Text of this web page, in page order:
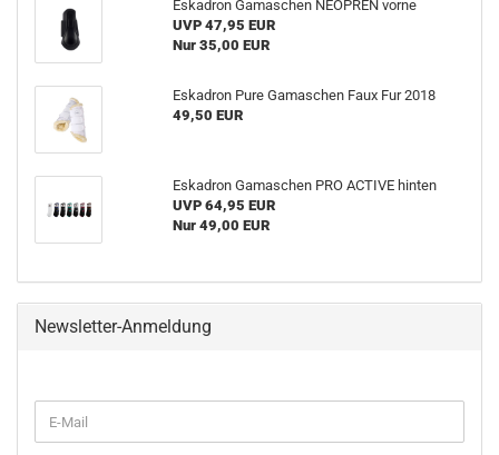
Eskadron Gamaschen NEOPREN vorne
UVP 47,95 EUR
Nur 35,00 EUR
Eskadron Pure Gamaschen Faux Fur 2018
49,50 EUR
Eskadron Gamaschen PRO ACTIVE hinten
UVP 64,95 EUR
Nur 49,00 EUR
Newsletter-Anmeldung
ZUR
E-
Mail